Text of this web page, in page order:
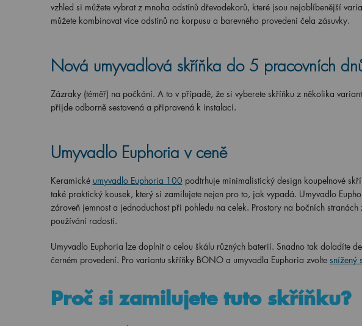
vzhled si můžete vybrat z mnoha odstínů dřevodekorů, které jsou nejoblíbenější
můžete kombinovat více odstínů na korpusu a barevného provedení čela zásuvky.
Nová umyvadlová skříňka do 5 pracovních
Zázraky (téměř) na počkání. A to v případě, že si vyberete skříňku z několika
přijde odborně sestavená a připravená k instalaci.
Umyvadlo Euphoria v ceně
Keramické umyvadlo Euphoria 100 podtrhuje minimalistický design koupelnové
také praktický kousek, který si zamilujete nejen pro to, jak vypadá. Umyvadlo
zároveň jemnost a jednoduchost při pohledu na celek. Prostory na bočních
používání radostí.
Umyvadlo Euphoria lze doplnit o celou škálu různých baterií. Snadno tak doladíte
černém provedení. Pro variantu skříňky BONO a umyvadla Euphoria zvolte snížený
Proč si zamilujete tuto skříňku?